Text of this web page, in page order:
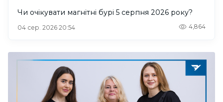
Чи очікувати магнітні бурі 5 серпня 2026 року?
04 сер. 2026 20:54 4,864